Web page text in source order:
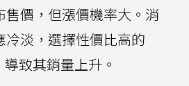
售價，但漲價機率大。消
冷淡，選擇性價比高的
致其銷量上升。